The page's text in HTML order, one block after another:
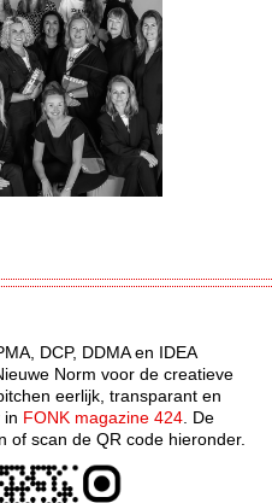
DCP, DDMA en IDEA
Norm voor de creatieve
eerlijk, transparant en
in FONK magazine 424 . De
of scan de QR code hieronder.